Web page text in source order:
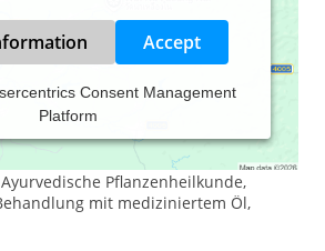
Accept
Consent Management
Platform
Jugendliche und Erwachsene
Erstanamnese, Pulsdiagnose,
Pflanzenheilkunde,
mit mediziniertem Öl,